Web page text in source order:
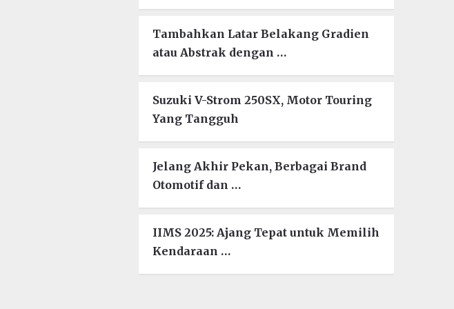
Tambahkan Latar Belakang Gradien
atau Abstrak dengan …
Suzuki V-Strom 250SX, Motor Touring
Yang Tangguh
Jelang Akhir Pekan, Berbagai Brand
Otomotif dan …
IIMS 2025: Ajang Tepat untuk Memilih
Kendaraan …